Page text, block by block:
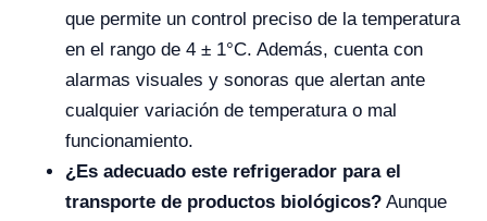
que permite un control preciso de la temperatura
en el rango de 4 ± 1°C. Además, cuenta con
alarmas visuales y sonoras que alertan ante
cualquier variación de temperatura o mal
funcionamiento.
¿Es adecuado este refrigerador para el
transporte de productos biológicos? Aunque